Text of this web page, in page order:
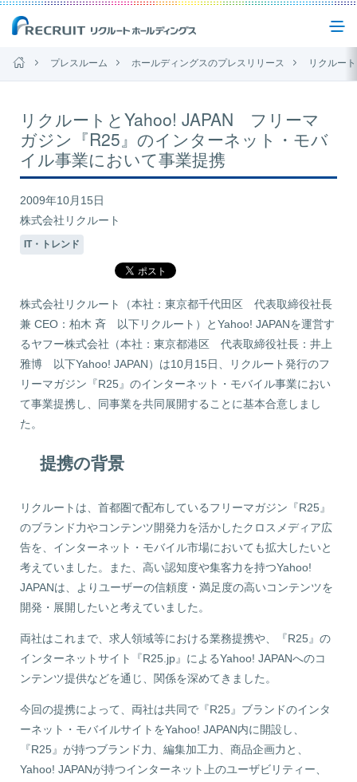
事業紹介
サステナビリティ
IR(投資家情報)
ニュース
お問い合わせ
プレスルーム ホールディングスのプレスリリース リクルートとYahoo!
リクルートとYahoo! JAPAN フリーマ
ガジン『R25』のインターネット・モバ
イル事業において事業提携
2009年10月15日
株式会社リクルート
IT・トレンド
株式会社リクルート（本社：東京都千代田区 代表取締役社長
兼 CEO：柏木 斉 以下リクルート）とYahoo! JAPANを運営す
るヤフー株式会社（本社：東京都港区 代表取締役社長：井上
雅博 以下Yahoo! JAPAN）は10月15日、リクルート発行のフ
リーマガジン『R25』のインターネット・モバイル事業におい
て事業提携し、同事業を共同展開することに基本合意しまし
た。
提携の背景
リクルートは、首都圏で配布しているフリーマガジン『R25』
のブランド力やコンテンツ開発力を活かしたクロスメディア広
告を、インターネット・モバイル市場においても拡大したいと
考えていました。また、高い認知度や集客力を持つYahoo!
JAPANは、よりユーザーの信頼度・満足度の高いコンテンツを
開発・展開したいと考えていました。
両社はこれまで、求人領域等における業務提携や、『R25』の
インターネットサイト『R25.jp』によるYahoo! JAPANへのコ
ンテンツ提供などを通じ、関係を深めてきました。
今回の提携によって、両社は共同で『R25』ブランドのインタ
ーネット・モバイルサイトをYahoo! JAPAN内に開設し、
『R25』が持つブランド力、編集加工力、商品企画力と、
Yahoo! JAPANが持つインターネット上のユーザビリティー、